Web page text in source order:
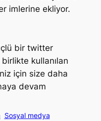
imlerine ekliyor.
bir twitter
birlikte kullanılan
için size daha
devam
Sosyal medya